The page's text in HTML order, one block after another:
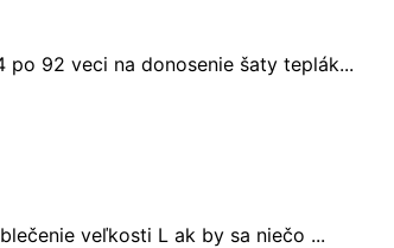
92 veci na donosenie šaty teplák...
veľkosti L ak by sa niečo ...